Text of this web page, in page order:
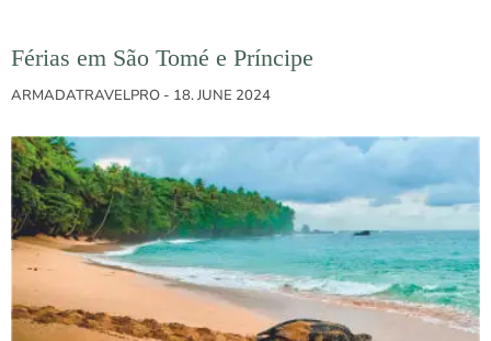
Férias em São Tomé e Príncipe
ARMADATRAVELPRO 18. JUNE 2024